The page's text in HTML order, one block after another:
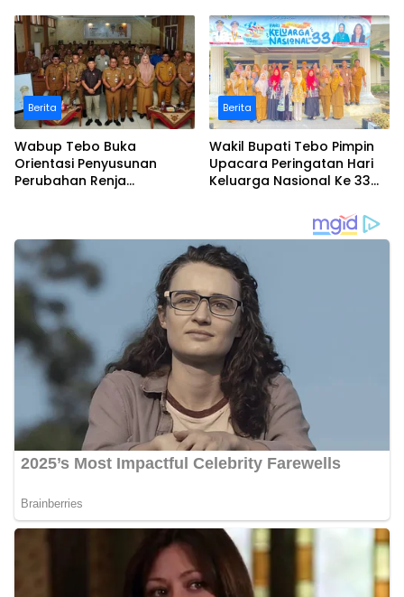
Perwakilan ASEAN Partai
Perubahan di Malaysia
Anggaran Rp70 Miliar
Berita
Wabup Tebo Buka
Orientasi Penyusunan
Perubahan Renja
Berita
Wakil Bupati Tebo Pimpin
Upacara Peringatan Hari
Keluarga Nasional Ke 33